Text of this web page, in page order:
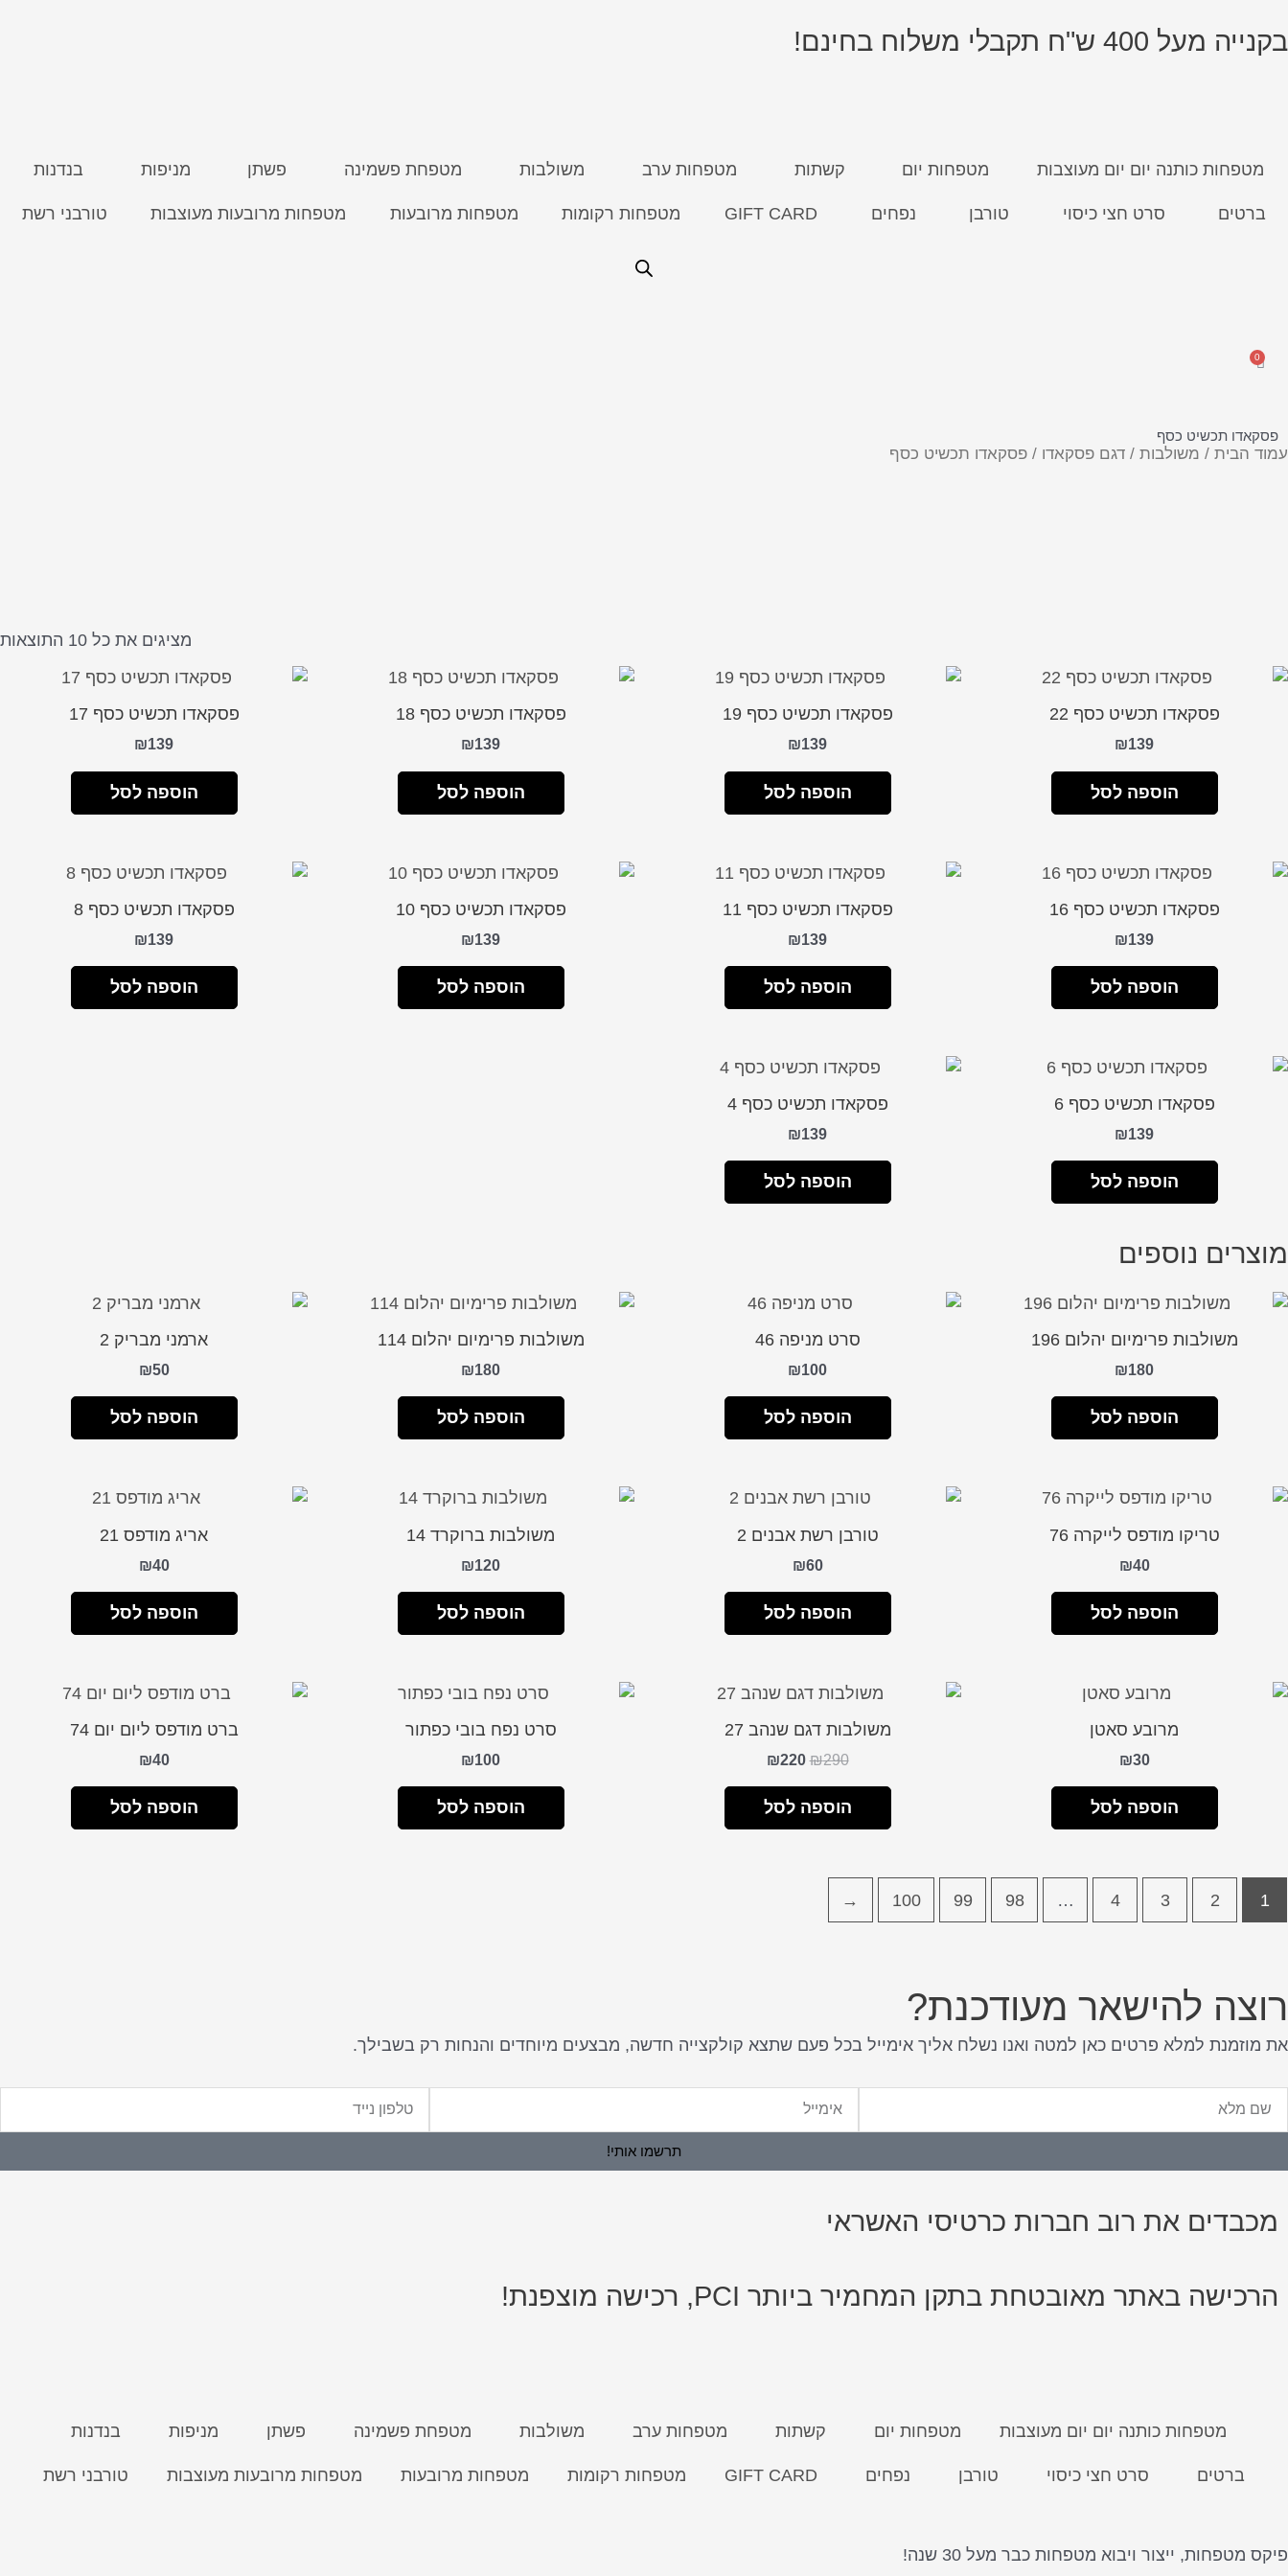
לתוכן
בקנייה מעל 400 ש"ח תקבלי משלוח בחינם!
מטפחות כותנה יום יום מעוצבות מטפחות יום קשתות מטפחות ערב משולבות מטפחת פשמינה פשתן מניפות בנדנות
ברטים סרט חצי כיסוי טורבן נפחים GIFT CARD מטפחות רקומות מטפחות מרובעות מטפחות מרובעות מעוצבות טורבני רשת
0
עגלת
פסקאדו תכשיט כסף
עמוד הבית / משולבות / דגם פסקאדו / פסקאדו תכשיט כסף
מציגים את כל ⁦10⁩ התוצאות
פסקאדו תכשיט כסף 22
₪139
הוספה לסל
פסקאדו תכשיט כסף 19
₪139
הוספה לסל
פסקאדו תכשיט כסף 18
₪139
הוספה לסל
פסקאדו תכשיט כסף 17
₪139
הוספה לסל
פסקאדו תכשיט כסף 16
₪139
הוספה לסל
פסקאדו תכשיט כסף 11
₪139
הוספה לסל
פסקאדו תכשיט כסף 10
₪139
הוספה לסל
פסקאדו תכשיט כסף 8
₪139
הוספה לסל
פסקאדו תכשיט כסף 6
₪139
הוספה לסל
פסקאדו תכשיט כסף 4
₪139
הוספה לסל
מוצרים נוספים
משולבות פרימיום יהלום 196
₪180
הוספה לסל
סרט מניפה 46
₪100
הוספה לסל
משולבות פרימיום יהלום 114
₪180
הוספה לסל
ארמני מבריק 2
₪50
הוספה לסל
טריקו מודפס לייקרה 76
₪40
הוספה לסל
טורבן רשת אבנים 2
₪60
הוספה לסל
משולבות ברוקרד 14
₪120
הוספה לסל
אריג מודפס 21
₪40
הוספה לסל
מרובע סאטן
₪30
הוספה לסל
משולבות דגם שנהב 27
₪290
המחיר
היה:
₪290.
₪220
המחיר
הוא:
הוספה לסל
סרט נפח בובי כפתור
₪100
הוספה לסל
ברט מודפס ליום יום 74
₪40
הוספה לסל
1
2
3
4
…
98
99
100
←
רוצה להישאר מעודכנת?
את מוזמנת למלא פרטים כאן למטה ואנו נשלח אליך אימייל בכל פעם שתצא קולקצייה חדשה, מבצעים מיוחדים והנחות רק בשבילך.
מלא
טלפון
נייד
תרשמו אותי!
מכבדים את רוב חברות כרטיסי האשראי
הרכישה באתר מאובטחת בתקן המחמיר ביותר PCI, רכישה מוצפנת!
מטפחות כותנה יום יום מעוצבות מטפחות יום קשתות מטפחות ערב משולבות מטפחת פשמינה פשתן מניפות בנדנות
ברטים סרט חצי כיסוי טורבן נפחים GIFT CARD מטפחות רקומות מטפחות מרובעות מטפחות מרובעות מעוצבות טורבני רשת
פיקס מטפחות, ייצור ויבוא מטפחות כבר מעל 30 שנה!